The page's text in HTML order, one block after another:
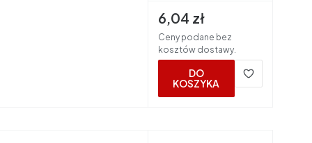
Cena brutto
6,04 zł
Ceny podane bez
kosztów dostawy.
DO
KOSZYKA